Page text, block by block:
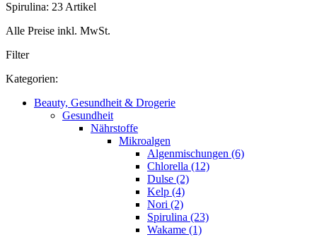
Spirulina: 23 Artikel
Alle Preise inkl. MwSt.
Filter
Kategorien:
Beauty, Gesundheit & Drogerie
Gesundheit
Nährstoffe
Mikroalgen
Algenmischungen (6)
Chlorella (12)
Dulse (2)
Kelp (4)
Nori (2)
Spirulina (23)
Wakame (1)